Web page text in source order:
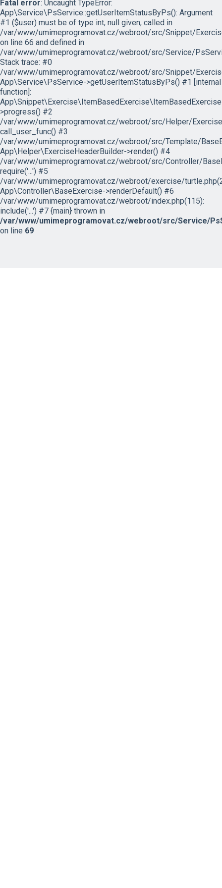
Fatal error: Uncaught TypeError:
App\Service\PsService::getUserItemStatusByPs(): Argument
#1 ($user) must be of type int, null given, called in
/var/www/umimeprogramovat.cz/webroot/src/Snippet/
on line 66 and defined in
/var/www/umimeprogramovat.cz/webroot/src/Service/
Stack trace: #0
/var/www/umimeprogramovat.cz/webroot/src/Snippet/
App\Service\PsService->getUserItemStatusByPs() #1 [internal
function]:
>progress() #2
/var/www/umimeprogramovat.cz/webroot/src/Helper/
call_user_func() #3
/var/www/umimeprogramovat.cz/webroot/src/Template/
App\Helper\ExerciseHeaderBuilder->render() #4
/var/www/umimeprogramovat.cz/webroot/src/Controller/
require('...') #5
/var/www/umimeprogramovat.cz/webroot/exercise/
App\Controller\BaseExercise->renderDefault() #6
/var/www/umimeprogramovat.cz/webroot/index.php(115):
include('...') #7 {main} thrown in
/var/www/umimeprogramovat.cz/webroot/src/Service/
on line 69